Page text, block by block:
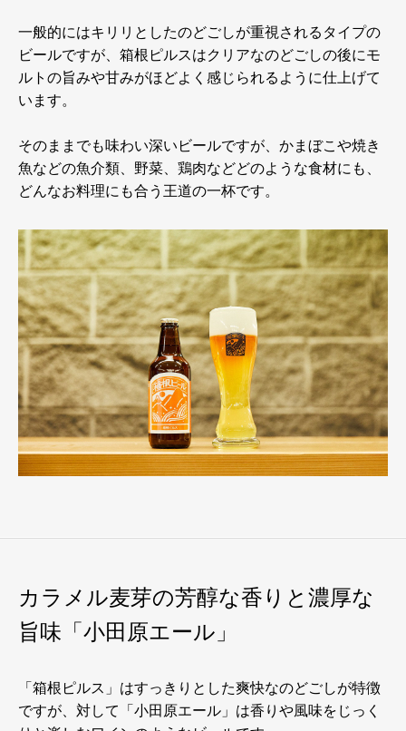
一般的にはキリリとしたのどごしが重視されるタイプの
ビールですが、箱根ピルスはクリアなのどごしの後にモ
ルトの旨みや甘みがほどよく感じられるように仕上げて
います。
そのままでも味わい深いビールですが、かまぼこや焼き
魚などの魚介類、野菜、鶏肉などどのような食材にも、
どんなお料理にも合う王道の一杯です。
カラメル麦芽の芳醇な香りと濃厚な
旨味「小田原エール」
「箱根ピルス」はすっきりとした爽快なのどごしが特徴
ですが、対して「小田原エール」は香りや風味をじっく